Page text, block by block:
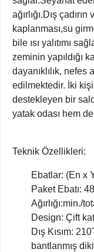
ağırlığı.Dış
kaplanması,su
bile ısı yalıtımı
zeminin yapıldığı
dayanıklılık,
edilmektedir. İki
destekleyen bir
yatak odası hem
Teknik Özellikleri:
Ebatlar: (En x
Paket Ebatı:
Ağırlığı:min./
Design: Çift
Dış Kısım:
bantlanmış